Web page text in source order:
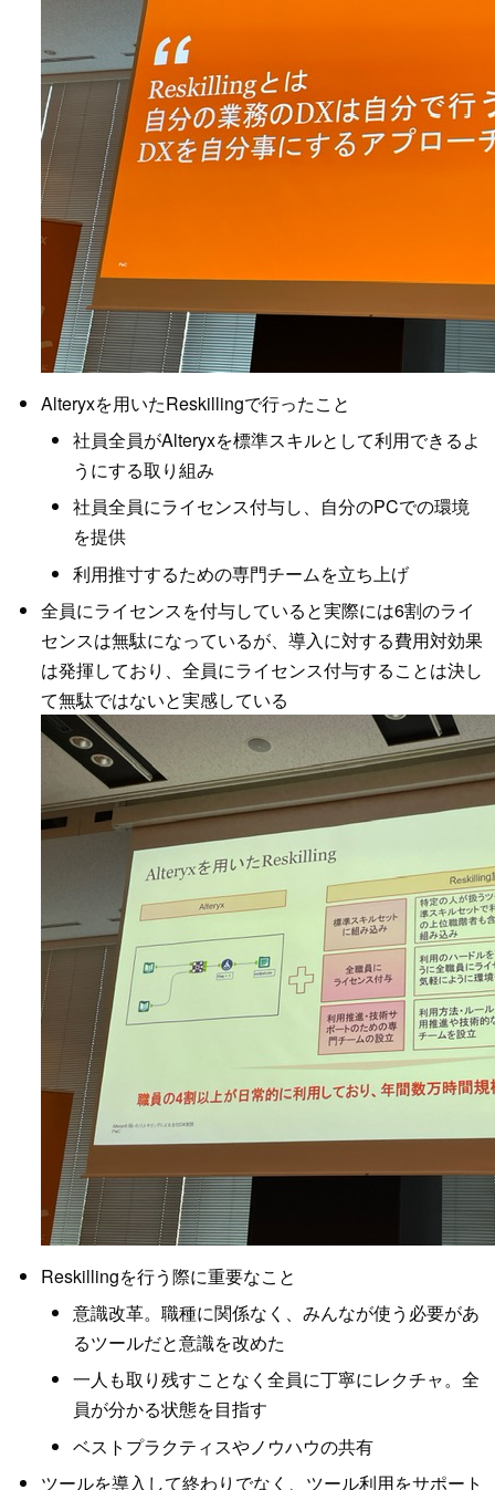
Alteryxを用いたReskillingで行ったこと
社員全員がAlteryxを標準スキルとして利用できるよ
うにする取り組み
社員全員にライセンス付与し、自分のPCでの環境
を提供
利用推寸するための専門チームを立ち上げ
全員にライセンスを付与していると実際には6割のライ
センスは無駄になっているが、導入に対する費用対効果
は発揮しており、全員にライセンス付与することは決し
て無駄ではないと実感している
Reskillingを行う際に重要なこと
意識改革。職種に関係なく、みんなが使う必要があ
るツールだと意識を改めた
一人も取り残すことなく全員に丁寧にレクチャ。全
員が分かる状態を目指す
ベストプラクティスやノウハウの共有
ツールを導入して終わりでなく、ツール利用をサポート